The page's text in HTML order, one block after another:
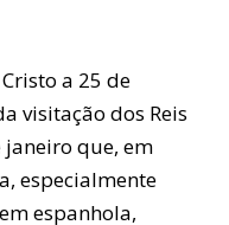
a 25 de
visitação dos Reis
janeiro que, em
especialmente
espanhola,